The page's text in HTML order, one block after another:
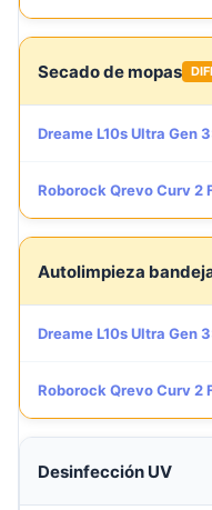
Secado de mopas
Dreame L10s Ultra Gen
Roborock Qrevo Curv 2
Autolimpieza
Dreame L10s Ultra Gen
Roborock Qrevo Curv 2
Desinfección UV